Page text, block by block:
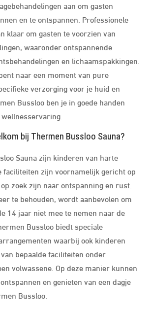
aan om gasten
en te ontspannen. Professionele
klaar om gasten te voorzien van
waaronder ontspannende
en lichaamspakkingen.
naar een moment van pure
verzorging voor je huid en
Bussloo ben je in goede handen
bij Thermen Bussloo Sauna?
Sauna zijn kinderen van harte
faciliteiten zijn voornamelijk gericht op
zoek zijn naar ontspanning en rust.
te behouden, wordt aanbevolen om
14 jaar niet mee te nemen naar de
Bussloo biedt speciale
waarbij ook kinderen
bepaalde faciliteiten onder
volwassene. Op deze manier kunnen
en genieten van een dagje
Bussloo.